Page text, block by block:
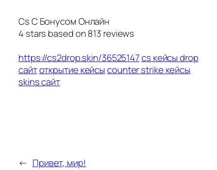
Cs С Бонусом Онлайн
4 stars based on813 reviews
https://cs2drop.skin/36525147cs кейсы drop
сайтоткрытие кейсыcounter strike кейсы
skins сайт
← Привет, мир!